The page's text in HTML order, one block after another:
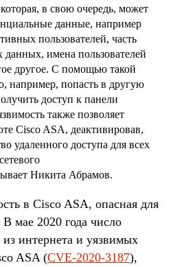
в свою очередь, может
данные, например
пользователей, часть
имена пользователей
другое. С помощью такой
например, попасть в другую
доступ к панели
также позволяет
Cisco ASA, деактивировав,
удаленного доступа для всех
Никита Абрамов.
в Cisco ASA, опасная для
мае 2020 года число
интернета и уязвимых
ASA (CVE-2020-3187),